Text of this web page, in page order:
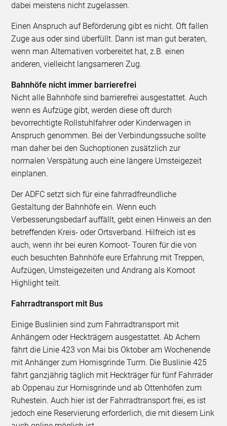
dabei meistens nicht zugelassen.
Einen Anspruch auf Beförderung gibt es nicht. Oft fallen
Zuge aus oder sind überfüllt. Dann ist man gut beraten,
wenn man Alternativen vorbereitet hat, z.B. einen
anderen, vielleicht langsameren Zug.
Bahnhöfe nicht immer barrierefrei
Nicht alle Bahnhöfe sind barrierefrei ausgestattet. Auch
wenn es Aufzüge gibt, werden diese oft durch
bevorrechtigte Rollstuhlfahrer oder Kinderwagen in
Anspruch genommen. Bei der Verbindungssuche sollte
man daher bei den Suchoptionen zusätzlich zur
normalen Verspätung auch eine längere Umsteigezeit
einplanen.
Der ADFC setzt sich für eine fahrradfreundliche
Gestaltung der Bahnhöfe ein. Wenn euch
Verbesserungsbedarf auffällt, gebt einen Hinweis an den
betreffenden Kreis- oder Ortsverband. Hilfreich ist es
auch, wenn ihr bei euren Komoot- Touren für die von
euch besuchten Bahnhöfe eure Erfahrung mit Treppen,
Aufzügen, Umsteigezeiten und Andrang als Komoot
Highlight teilt.
Fahrradtransport mit Bus
Einige Buslinien sind zum Fahrradtransport mit
Anhängern oder Heckträgern ausgestattet. Ab Achern
fährt die Linie 423 von Mai bis Oktober am Wochenende
mit Anhänger zum Hornisgrinde Turm. Die Buslinie 425
fährt ganzjährig täglich mit Heckträger für fünf Fahrräder
ab Oppenau zur Hornisgrinde und ab Ottenhöfen zum
Ruhestein. Auch hier ist der Fahrradtransport frei, es ist
jedoch eine Reservierung erforderlich, die mit diesem Link